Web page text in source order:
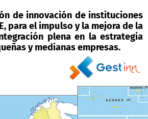
de innovación de instituciones
para el impulso y la mejora de la
plena en la estrategia
y medianas empresas.